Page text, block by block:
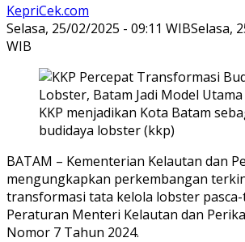
KepriCek.com
Selasa, 25/02/2025 - 09:11 WIBSelasa,
WIB
KKP menjadikan Kota Batam
budidaya lobster (kkp)
BATAM – Kementerian Kelautan dan
mengungkapkan perkembangan
transformasi tata kelola lobster
Peraturan Menteri Kelautan dan
Nomor 7 Tahun 2024.